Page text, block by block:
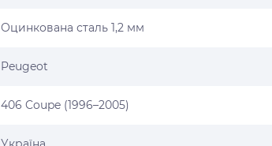
Оцинкована сталь 1,2 мм
Peugeot
406 Coupe (1996–2005)